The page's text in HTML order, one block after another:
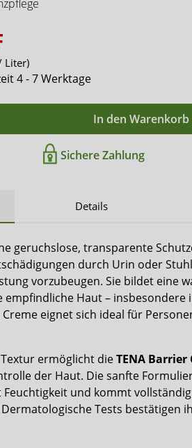
Liter)
4 - 7 Werktage
In den Warenkorb
Sichere Zahlung
Details
geruchslose, transparente
durch Urin oder
vorzubeugen. Sie bildet eine
empfindliche Haut – insbesondere
Creme eignet sich ideal für
ermöglicht dieTENA Barrier
der Haut. Die sanfte
Feuchtigkeit und kommt
Tests bestätigen